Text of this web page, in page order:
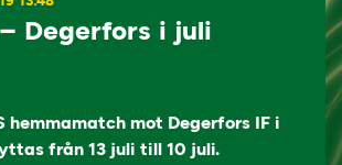
Degerfors i juli
hemmamatch mot Degerfors IF i
från 13 juli till 10 juli.